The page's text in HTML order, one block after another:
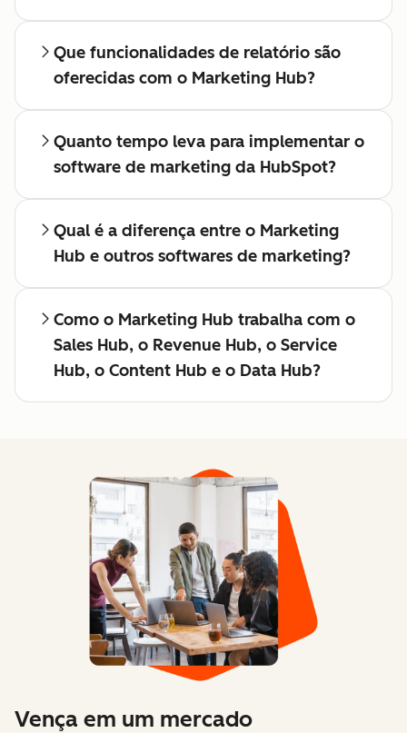
Que funcionalidades de relatório são
oferecidas com o Marketing Hub?
Quanto tempo leva para implementar o
software de marketing da HubSpot?
Qual é a diferença entre o Marketing
Hub e outros softwares de marketing?
Como o Marketing Hub trabalha com o
Sales Hub, o Revenue Hub, o Service
Hub, o Content Hub e o Data Hub?
Vença em um mercado